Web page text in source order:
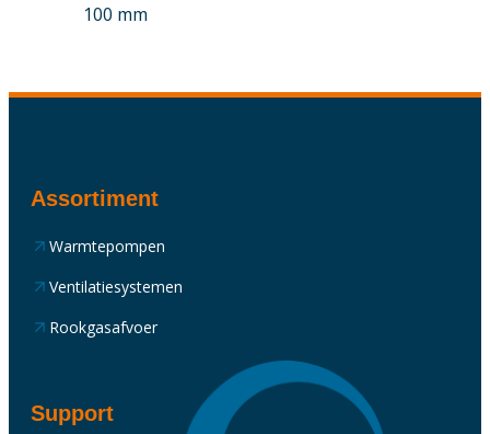
100 mm
Assortiment
Warmtepompen
Ventilatiesystemen
Rookgasafvoer
Support